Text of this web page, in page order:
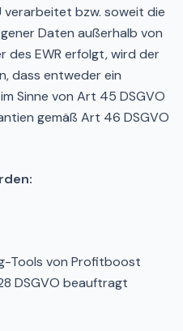
verarbeitet bzw. soweit die
Daten außerhalb von
des EWR erfolgt, wird der
dass entweder ein
Sinne von Art 45 DSGVO
gemäß Art 46 DSGVO
Tools von Profitboost
DSGVO beauftragt